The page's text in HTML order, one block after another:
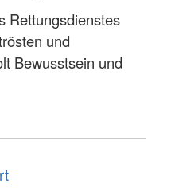
Rettungsdienstes
und
Bewusstsein und